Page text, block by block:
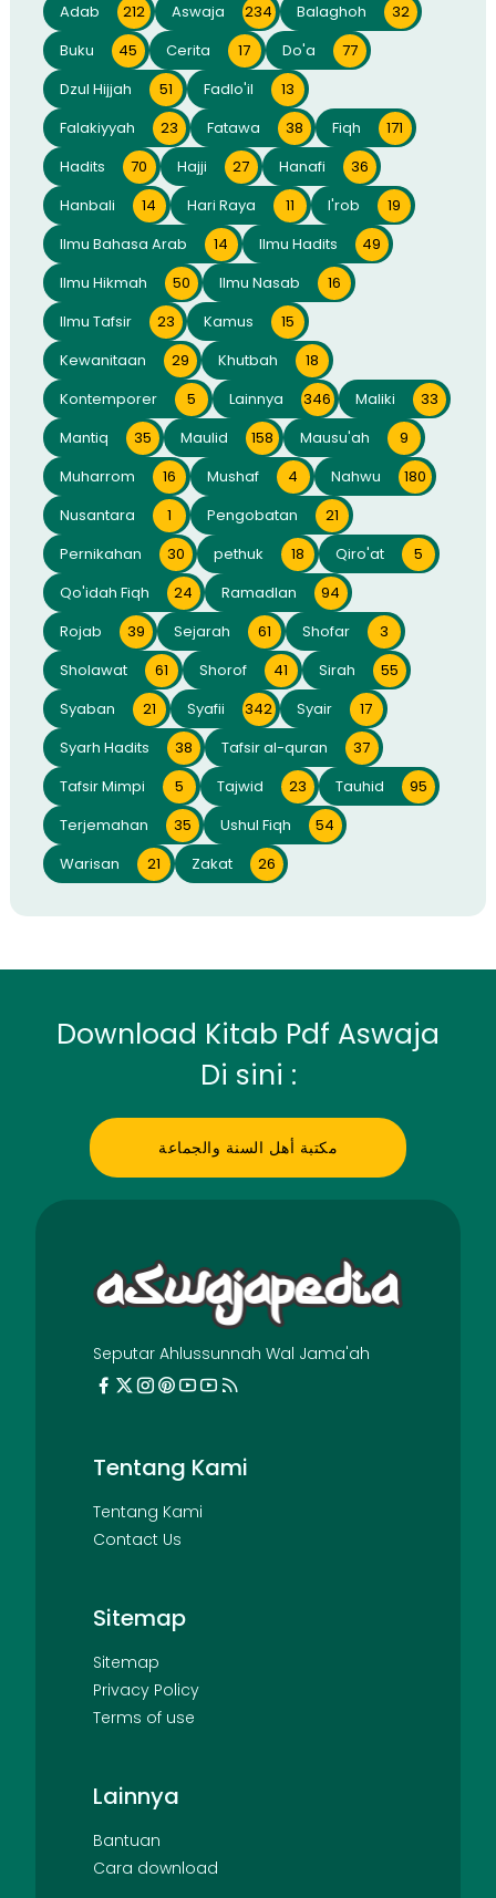
Adab 212 Aswaja 234 Balaghoh
32
Buku
45 Cerita 17 Do'a
77
Dzul Hijjah
51 Fadlo'il
13
Falakiyyah
23 Fatawa 38 Fiqh
171
Hadits
70 Hajji 27 Hanafi
36
Hanbali
14 Hari Raya 11 I'rob
19
Ilmu Bahasa Arab
14 Ilmu Hadits
49
Ilmu Hikmah
50 Ilmu Nasab
16
Ilmu Tafsir
23 Kamus
15
Kewanitaan
29 Khutbah
18
Kontemporer
5 Lainnya 346 Maliki
33
Mantiq
35 Maulid 158 Mausu'ah
9
Muharrom
16 Mushaf 4 Nahwu
180
Nusantara
1 Pengobatan
21
Pernikahan
30 pethuk 18 Qiro'at
5
Qo'idah Fiqh
24 Ramadlan
94
Rojab
39 Sejarah 61 Shofar
3
Sholawat
61 Shorof 41 Sirah
55
Syaban
21 Syafii 342 Syair
17
Syarh Hadits
38 Tafsir al-quran
37
Tafsir Mimpi
5 Tajwid 23 Tauhid
95
Terjemahan
35 Ushul Fiqh
54
Warisan
21 Zakat 26
Download Kitab Pdf Aswaja
Di sini :
مكتبة أهل السنة والجماعة
Seputar Ahlussunnah Wal Jama'ah
Tentang Kami
Tentang Kami
Contact Us
Sitemap
Sitemap
Privacy Policy
Terms of use
Lainnya
Bantuan
Cara download